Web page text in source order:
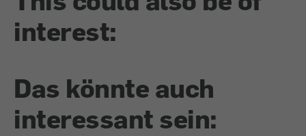
interest:
Das könnte auch
interessant sein: